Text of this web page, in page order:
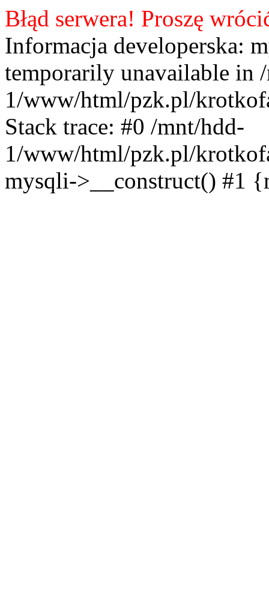
Błąd serwera! Proszę
Informacja developerska:
temporarily unavailable in
1/www/html/pzk.pl/
Stack trace: #0 /mnt/hdd-
1/www/html/pzk.pl/
mysqli->__construct() #1